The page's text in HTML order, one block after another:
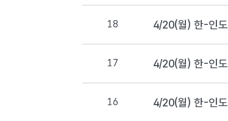
18 4/20(월) 한-인
17
16 4/20(월) 한-인